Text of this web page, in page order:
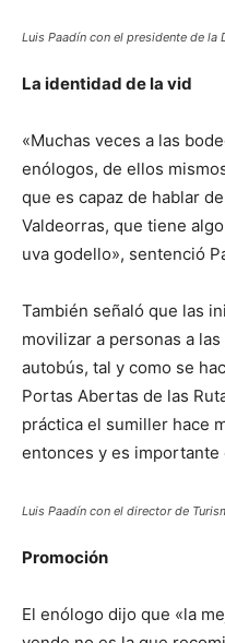
Luis Paadín con el presidente de la
La identidad de la vid
«Muchas veces a las
enólogos, de ellos
que es capaz de hablar
Valdeorras, que tiene
uva godello», sentenció
También señaló que las
movilizar a personas a
autobús, tal y como se
Portas Abertas de las
práctica el sumiller hace
entonces y es
Luis Paadín con el director de
Promoción
El enólogo dijo que «la